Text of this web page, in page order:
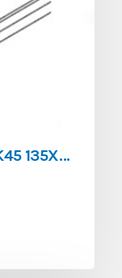
MOULURE PVC 2 COMP/4 K45 135X55 BLANC